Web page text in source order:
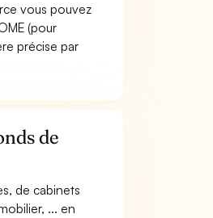
vous pouvez
(pour
précise par
de
de cabinets
... en